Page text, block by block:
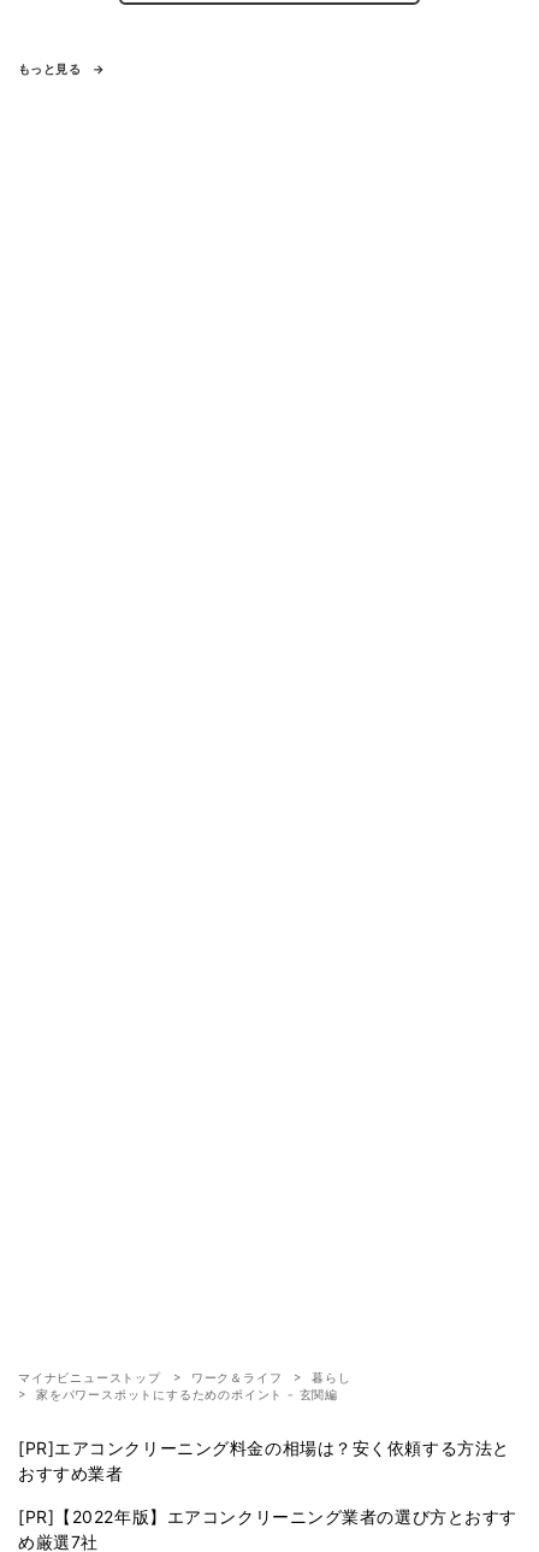
もっと見る
マイナビニューストップ ワーク＆ライフ
暮らし
家をパワースポットにするためのポイント - 玄関編
[PR]エアコンクリーニング料金の相場は？安く依頼する方法と
おすすめ業者
[PR]【2022年版】エアコンクリーニング業者の選び方とおすす
め厳選7社